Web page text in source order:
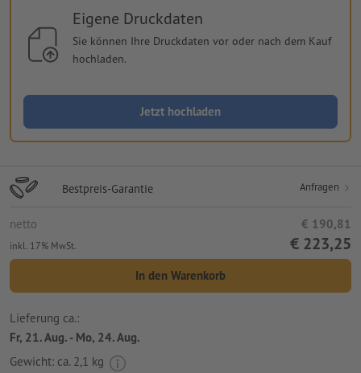
Eigene Druckdaten
Sie können Ihre Druckdaten vor oder nach dem Kauf
hochladen.
Jetzt hochladen
Bestpreis-Garantie Anfragen
netto € 190,81
inkl. 17% MwSt. € 223,25
In den Warenkorb
Lieferung ca.:
Fr, 21. Aug. - Mo, 24. Aug.
Gewicht: ca. 2,1 kg